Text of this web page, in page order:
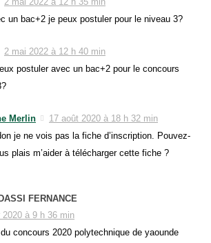
un bac+2 je peux postuler pour le niveau 3?
2 mai 2022 à 12 h 40 min
postuler avec un bac+2 pour le concours
Merlin
17 août 2020 à 18 h 32 min
je ne vois pas la fiche d’inscription. Pouvez-
plais m’aider à télécharger cette fiche ?
FERNANCE
2020 à 9 h 36 min
concours 2020 polytechnique de yaounde